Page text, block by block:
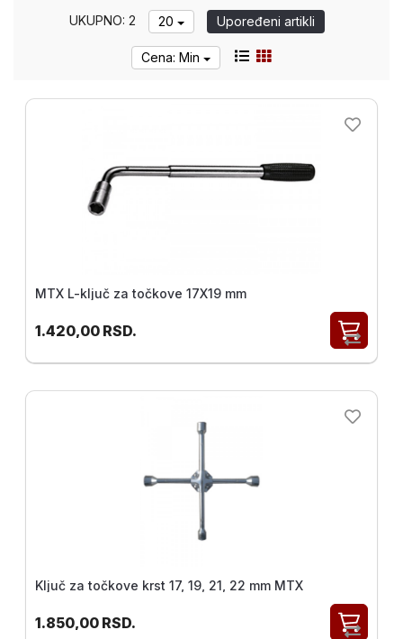
Pribor
nareznice
VOLKEL
Ručni
UKUPNO: 2 20 Upoređeni artikli
Cena: Min
MTX L-ključ za točkove 17X19 mm
1.420,00 RSD.
Ključ za točkove krst 17, 19, 21, 22 mm MTX
1.850,00 RSD.